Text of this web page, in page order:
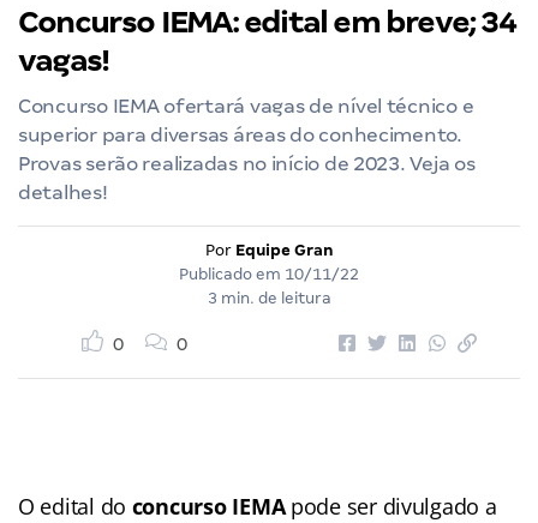
Concurso IEMA: edital em breve; 34
vagas!
Concurso IEMA ofertará vagas de nível técnico e
superior para diversas áreas do conhecimento.
Provas serão realizadas no início de 2023. Veja os
detalhes!
Por Equipe Gran
Publicado em 10/11/22
3 min. de leitura
0 0
O edital do concurso IEMApode ser divulgado a